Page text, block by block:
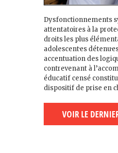
Dysfonctionnements
attentatoires à la
droits les plus
adolescent·es
accentuation des
contrevenant à
éducatif censé
dispositif de prise en
VOIR LE